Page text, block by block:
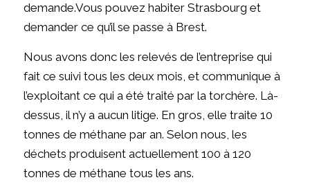
demande.Vous pouvez habiter Strasbourg et
demander ce qu’il se passe à Brest.
Nous avons donc les relevés de l’entreprise qui
fait ce suivi tous les deux mois, et communique à
l’exploitant ce qui a été traité par la torchère. Là-
dessus, il n’y a aucun litige. En gros, elle traite 10
tonnes de méthane par an. Selon nous, les
déchets produisent actuellement 100 à 120
tonnes de méthane tous les ans.